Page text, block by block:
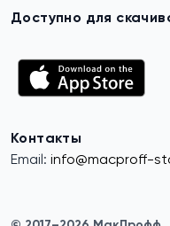
Доступно для
Контакты
Email: info@macproff-